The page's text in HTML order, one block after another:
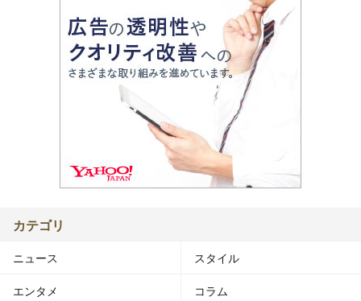
カテゴリ
ニュース スタイル
エンタメ コラム